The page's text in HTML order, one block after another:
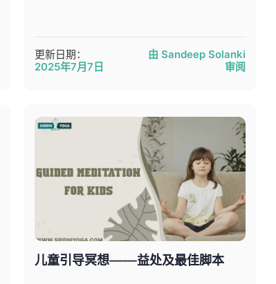
更新日期：
2025年7月7日
由 Sandeep Solanki
审阅
儿童引导冥想——益处及最佳脚本